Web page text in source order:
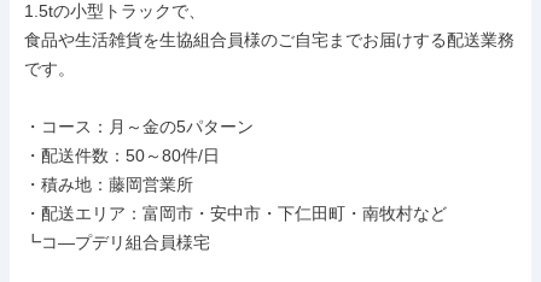
1.5tの小型トラックで、
食品や生活雑貨を生協組合員様のご自宅までお届けする配送業務
です。
・コース：月～金の5パターン
・配送件数：50～80件/日
・積み地：藤岡営業所
・配送エリア：富岡市・安中市・下仁田町・南牧村など
┗コ―プデリ組合員様宅